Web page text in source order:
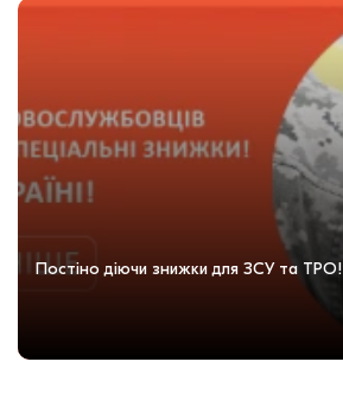
Постіно діючи знижки для ЗСУ та ТРО!